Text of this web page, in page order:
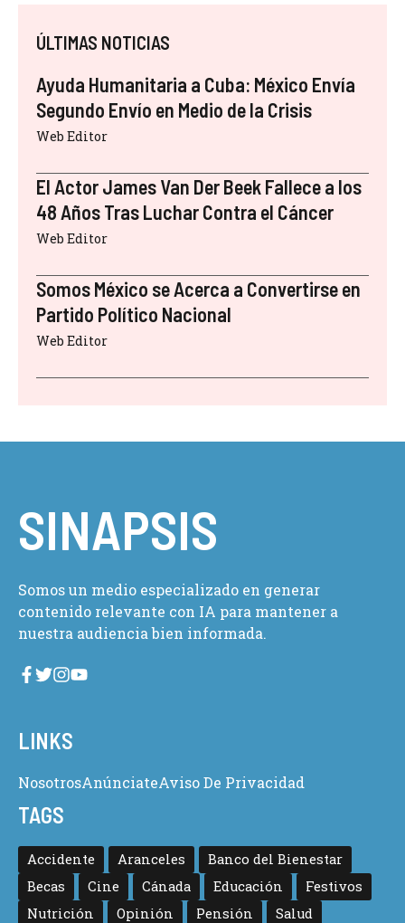
ÚLTIMAS NOTICIAS
Ayuda Humanitaria a Cuba: México Envía
Segundo Envío en Medio de la Crisis
Web Editor
El Actor James Van Der Beek Fallece a los
48 Años Tras Luchar Contra el Cáncer
Web Editor
Somos México se Acerca a Convertirse en
Partido Político Nacional
Web Editor
SINAPSIS
Somos un medio especializado en generar
contenido relevante con IA para mantener a
nuestra audiencia bien informada.
LINKS
NosotrosAnúnciateAviso De Privacidad
TAGS
Accidente Aranceles
Banco del Bienestar
Becas
Cine Cánada Educación
Festivos
Nutrición
Opinión Pensión Salud